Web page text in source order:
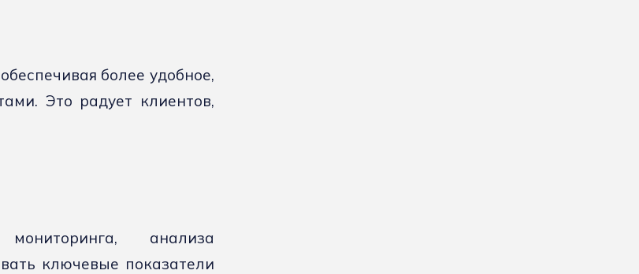
более удобное,
Это радует клиентов,
анализа
ключевые показатели